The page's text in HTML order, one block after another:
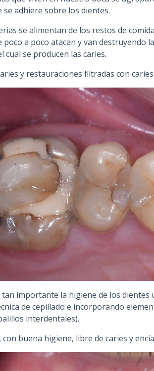
se adhiere sobre los dientes.
se alimentan de los restos de
poco a poco atacan y van destruyendo
cual se producen las caries.
y restauraciones filtradas con
tan importante la higiene de los
de cepillado e incorporando
interdentales).
con buena higiene, libre de caries y